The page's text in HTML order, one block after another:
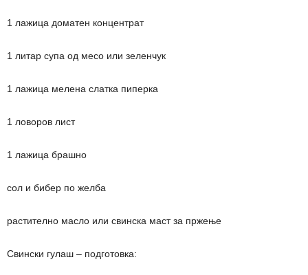
1 лажица доматен концентрат
1 литар супа од месо или зеленчук
1 лажица мелена слатка пиперка
1 ловоров лист
1 лажица брашно
сол и бибер по желба
растително масло или свинска маст за пржење
Свински гулаш – подготовка: